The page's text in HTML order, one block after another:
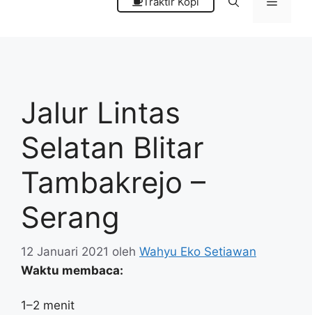
Jalur Lintas
Selatan Blitar
Tambakrejo –
Serang
12 Januari 2021 oleh Wahyu Eko Setiawan
Waktu membaca:
1–2 menit